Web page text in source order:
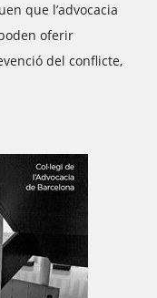
que l’advocacia
oferir
del conflicte,